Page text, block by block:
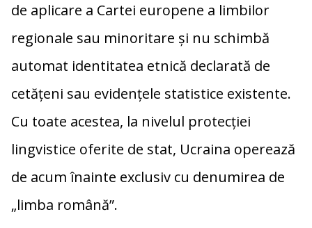
de aplicare a Cartei europene a limbilor
regionale sau minoritare și nu schimbă
automat identitatea etnică declarată de
cetățeni sau evidențele statistice existente.
Cu toate acestea, la nivelul protecției
lingvistice oferite de stat, Ucraina operează
de acum înainte exclusiv cu denumirea de
„limba română”.